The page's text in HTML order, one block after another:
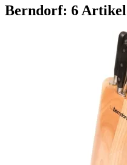
Berndorf: 6 Artikel